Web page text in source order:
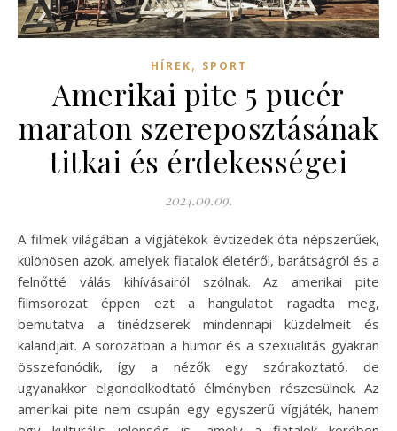
HÍREK, SPORT
Amerikai pite 5 pucér
maraton szereposztásának
titkai és érdekességei
2024.09.09.
A filmek világában a vígjátékok évtizedek óta népszerűek,
különösen azok, amelyek fiatalok életéről, barátságról és a
felnőtté válás kihívásairól szólnak. Az amerikai pite
filmsorozat éppen ezt a hangulatot ragadta meg,
bemutatva a tinédzserek mindennapi küzdelmeit és
kalandjait. A sorozatban a humor és a szexualitás gyakran
összefonódik, így a nézők egy szórakoztató, de
ugyanakkor elgondolkodtató élményben részesülnek. Az
amerikai pite nem csupán egy egyszerű vígjáték, hanem